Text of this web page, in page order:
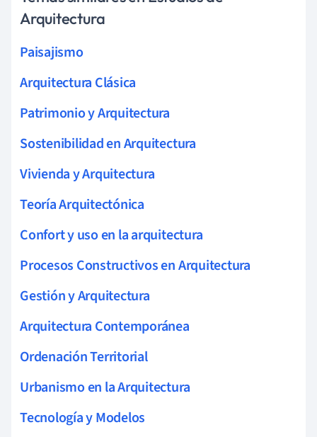
Arquitectura
Paisajismo
Arquitectura Clásica
Patrimonio y Arquitectura
Sostenibilidad en Arquitectura
Vivienda y Arquitectura
Teoría Arquitectónica
Confort y uso en la arquitectura
Procesos Constructivos en Arquitectura
Gestión y Arquitectura
Arquitectura Contemporánea
Ordenación Territorial
Urbanismo en la Arquitectura
Tecnología y Modelos